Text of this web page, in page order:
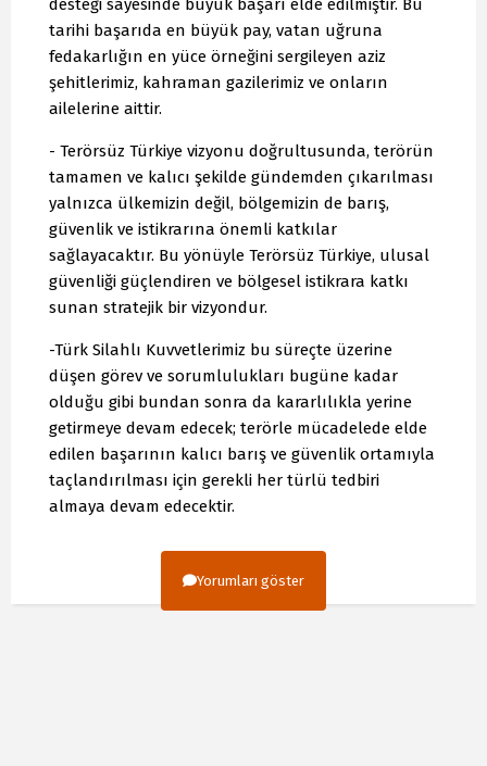
tarihi başarıda en büyük pay, vatan uğruna
fedakarlığın en yüce örneğini sergileyen aziz
şehitlerimiz, kahraman gazilerimiz ve onların
ailelerine aittir.
- Terörsüz Türkiye vizyonu doğrultusunda, terörün
tamamen ve kalıcı şekilde gündemden çıkarılması
yalnızca ülkemizin değil, bölgemizin de barış,
güvenlik ve istikrarına önemli katkılar
sağlayacaktır. Bu yönüyle Terörsüz Türkiye, ulusal
güvenliği güçlendiren ve bölgesel istikrara katkı
sunan stratejik bir vizyondur.
-Türk Silahlı Kuvvetlerimiz bu süreçte üzerine
düşen görev ve sorumlulukları bugüne kadar
olduğu gibi bundan sonra da kararlılıkla yerine
getirmeye devam edecek; terörle mücadelede elde
edilen başarının kalıcı barış ve güvenlik ortamıyla
taçlandırılması için gerekli her türlü tedbiri
almaya devam edecektir.
Yorumları göster